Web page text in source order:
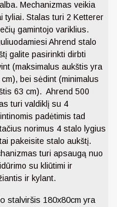
Mechanizmas veikia
tyliai. Stalas turi 2 Ketterer
gamintojo variklius.
Ahrend stalo
galite pasirinkti dirbti
(maksimalus aukštis yra
cm), bei sėdint (minimalus
63 cm). Ahrend 500
turi valdiklį su 4
padėtimis tad
norimus 4 stalo lygius
pakeisite stalo aukštį.
turi apsaugą nuo
su kliūtimi ir
ir kylant.
stalviršis 180x80cm yra